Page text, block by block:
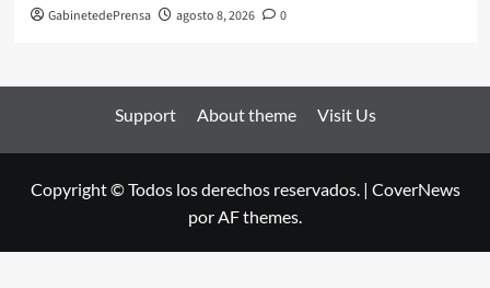
GabinetedePrensa agosto 8, 2026 0
Support About theme Visit Us
Copyright © Todos los derechos reservados. | CoverNews
por AF themes.